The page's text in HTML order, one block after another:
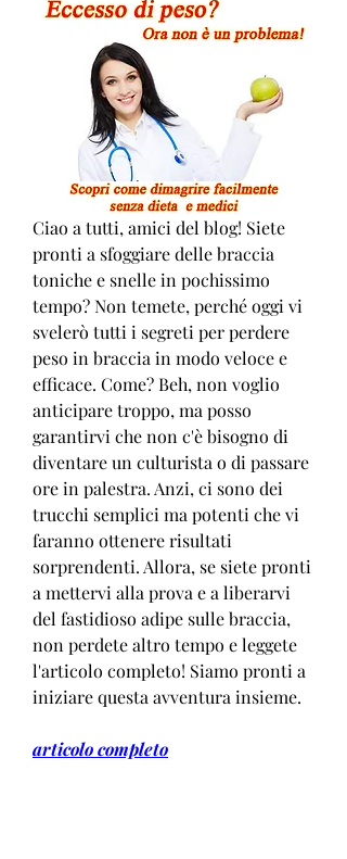
Ciao a tutti, amici del blog! Siete
pronti a sfoggiare delle braccia
toniche e snelle in pochissimo
tempo? Non temete, perché oggi vi
svelerò tutti i segreti per perdere
peso in braccia in modo veloce e
efficace. Come? Beh, non voglio
anticipare troppo, ma posso
garantirvi che non c'è bisogno di
diventare un culturista o di passare
ore in palestra. Anzi, ci sono dei
trucchi semplici ma potenti che vi
faranno ottenere risultati
sorprendenti. Allora, se siete pronti
a mettervi alla prova e a liberarvi
del fastidioso adipe sulle braccia,
non perdete altro tempo e leggete
l'articolo completo! Siamo pronti a
iniziare questa avventura insieme.
articolo completo